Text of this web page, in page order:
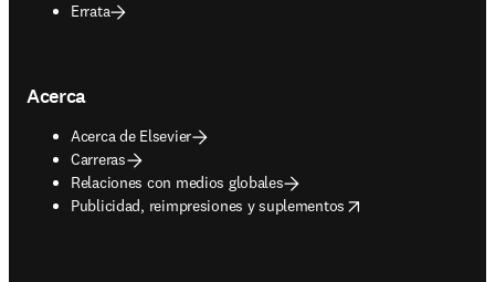
Errata
Acerca
Acerca de Elsevier
Carreras
Relaciones con medios globales
Publicidad, reimpresiones y suplementos
opens in new tab/window